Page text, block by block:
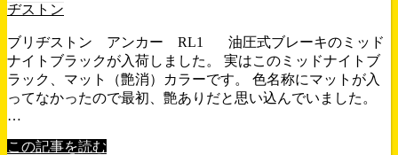
ヂストン
ブリヂストン アンカー RL1 油圧式ブレーキのミッド
ナイトブラックが入荷しました。 実はこのミッドナイトブ
ラック、マット（艶消）カラーです。 色名称にマットが入
ってなかったので最初、艶ありだと思い込んでいました。
…
この記事を読む